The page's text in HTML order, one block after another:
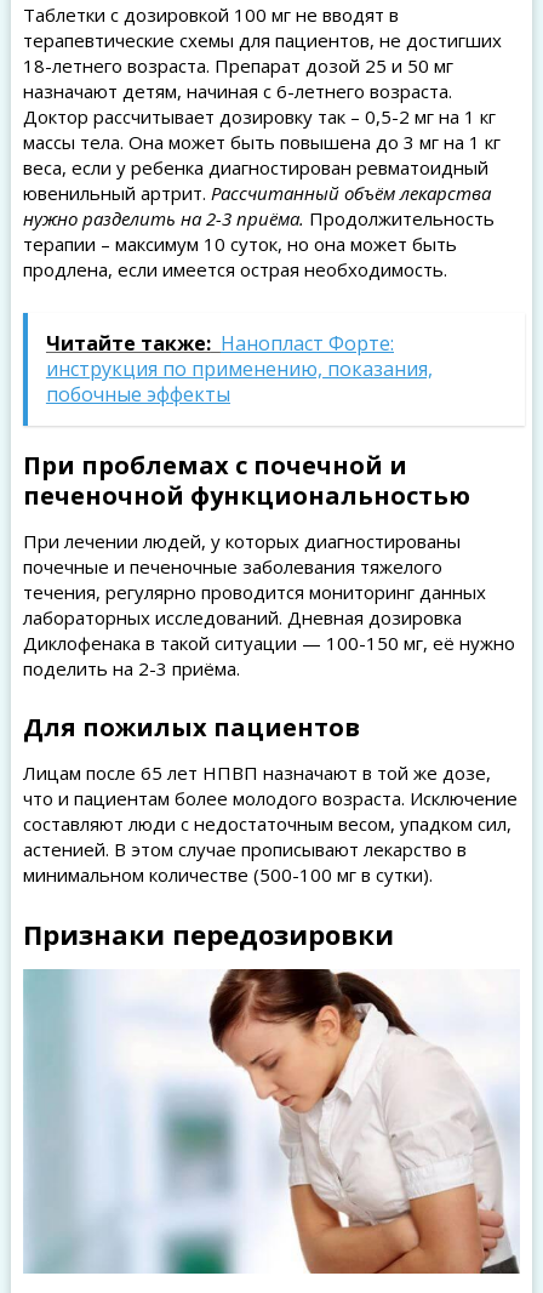
Таблетки с дозировкой 100 мг не вводят в
терапевтические схемы для пациентов, не достигших
18-летнего возраста. Препарат дозой 25 и 50 мг
назначают детям, начиная с 6-летнего возраста.
Доктор рассчитывает дозировку так – 0,5-2 мг на 1 кг
массы тела. Она может быть повышена до 3 мг на 1 кг
веса, если у ребенка диагностирован ревматоидный
ювенильный артрит. Рассчитанный объём лекарства
нужно разделить на 2-3 приёма. Продолжительность
терапии – максимум 10 суток, но она может быть
продлена, если имеется острая необходимость.
Читайте также: Нанопласт Форте:
инструкция по применению, показания,
побочные эффекты
При проблемах с почечной и
печеночной функциональностью
При лечении людей, у которых диагностированы
почечные и печеночные заболевания тяжелого
течения, регулярно проводится мониторинг данных
лабораторных исследований. Дневная дозировка
Диклофенака в такой ситуации — 100-150 мг, её нужно
поделить на 2-3 приёма.
Для пожилых пациентов
Лицам после 65 лет НПВП назначают в той же дозе,
что и пациентам более молодого возраста. Исключение
составляют люди с недостаточным весом, упадком сил,
астенией. В этом случае прописывают лекарство в
минимальном количестве (500-100 мг в сутки).
Признаки передозировки